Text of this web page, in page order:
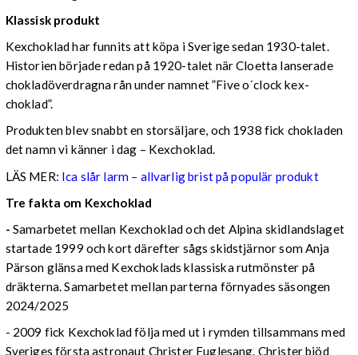
Klassisk produkt
Kexchoklad har funnits att köpa i Sverige sedan 1930-talet.
Historien började redan på 1920-talet när Cloetta lanserade
chokladöverdragna rån under namnet ”Five o´clock kex-
choklad”.
Produkten blev snabbt en storsäljare, och 1938 fick chokladen
det namn vi känner i dag – Kexchoklad.
LÄS MER: Ica slår larm – allvarlig brist på populär produkt
Tre fakta om Kexchoklad
-Samarbetet mellan Kexchoklad och det Alpina skidlandslaget
startade 1999 och kort därefter sågs skidstjärnor som Anja
Pärson glänsa med Kexchoklads klassiska rutmönster på
dräkterna. Samarbetet mellan parterna förnyades säsongen
2024/2025
- 2009 fick Kexchoklad följa med ut i rymden tillsammans med
Sveriges första astronaut Christer Fuglesang. Christer bjöd